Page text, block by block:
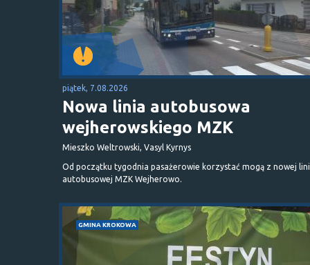
piątek, 7.08.2026
Nowa linia autobusowa
wejherowskiego MZK
Mieszko Weltrowski, Vasyl Kyrnys
Od początku tygodnia pasażerowie korzystać mogą z nowej
autobusowej MZK Wejherowo.
GMINA KROKOWA